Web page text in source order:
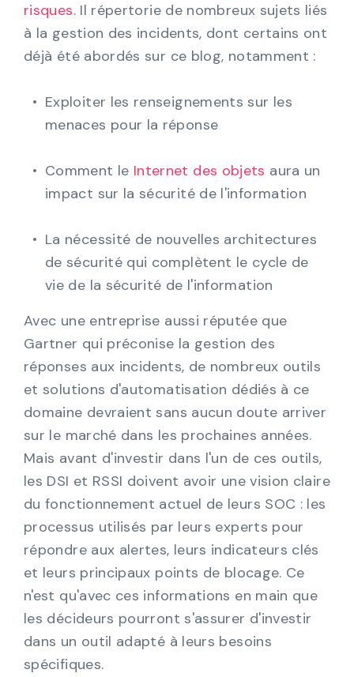
risques. Il répertorie de nombreux sujets liés
à la gestion des incidents, dont certains ont
déjà été abordés sur ce blog, notamment :
Exploiter les renseignements sur les
menaces pour la réponse
Comment le Internet des objets aura un
impact sur la sécurité de l'information
La nécessité de nouvelles architectures
de sécurité qui complètent le cycle de
vie de la sécurité de l'information
Avec une entreprise aussi réputée que
Gartner qui préconise la gestion des
réponses aux incidents, de nombreux outils
et solutions d'automatisation dédiés à ce
domaine devraient sans aucun doute arriver
sur le marché dans les prochaines années.
Mais avant d'investir dans l'un de ces outils,
les DSI et RSSI doivent avoir une vision claire
du fonctionnement actuel de leurs SOC : les
processus utilisés par leurs experts pour
répondre aux alertes, leurs indicateurs clés
et leurs principaux points de blocage. Ce
n'est qu'avec ces informations en main que
les décideurs pourront s'assurer d'investir
dans un outil adapté à leurs besoins
spécifiques.